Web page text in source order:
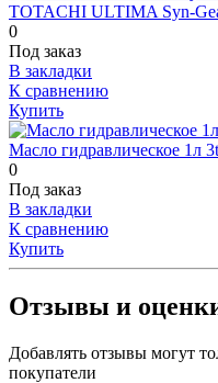
TOTACHI ULTIMA Syn-
0
Под заказ
В закладки
К сравнению
Купить
Масло гидравлическое 1л
0
Под заказ
В закладки
К сравнению
Купить
Отзывы и
Добавлять отзывы могут
покупатели